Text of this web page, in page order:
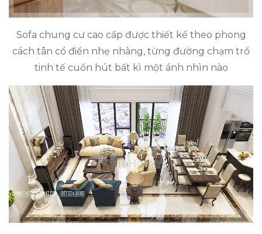
Sofa chung cư cao cấp được thiết kế theo phong
cách tân cổ điển nhẹ nhàng, từng đường chạm trổ
tinh tế cuốn hút bất kì một ánh nhìn nào